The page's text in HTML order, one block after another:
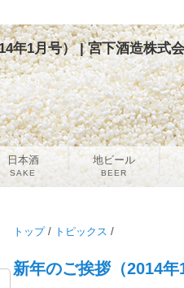
年1月号） | 宮下酒造株式
トップ/ トピックス /
新年のご挨拶（2014年
日本酒
SAKE
地ビール
BEER